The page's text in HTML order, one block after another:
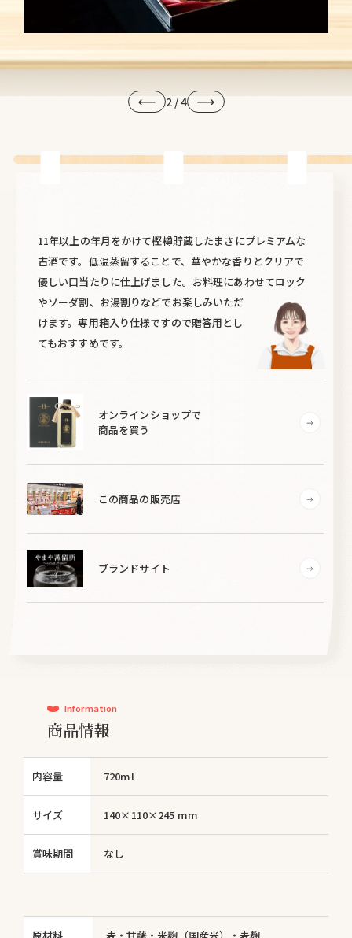
2/4
11年以上の年月をかけて樫樽貯蔵したまさにプレミアムな
古酒です。低温蒸留することで、華やかな香りとクリアで
優しい口当たりに仕上げました。お料理にあわせてロック
やソーダ割、お湯割りなどでお楽しみいただ
けます。専用箱入り仕様ですので贈答用とし
てもおすすめです。
オンラインショップで
商品を買う
この商品の販売店
ブランドサイト
Information
商品情報
内容量 720ml
サイズ 140×110×245 mm
賞味期間 なし